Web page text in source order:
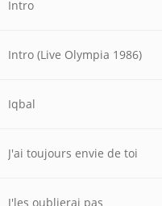
Intro
Intro (Live Olympia 1986)
Iqbal
J'ai toujours envie de toi
J'les oublierai pas